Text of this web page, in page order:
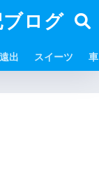
ログ
遠出 スイーツ 車